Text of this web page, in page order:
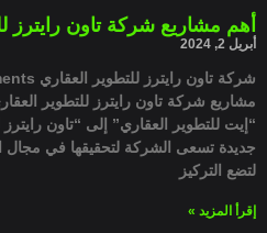
أهم مشاريع شركة تاون رايترز
أبريل 2, 2024
مشاريع شركة تاون رايترز للتطوير
“إيت للتطوير العقاري” إلى “تاون
جديدة تسعى الشركة لتحقيقها في مجال
لتضع التركيز
إقرأ المزيد »